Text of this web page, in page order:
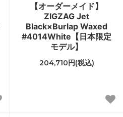
【オーダーメイド】
ZIGZAG Jet
Black×Burlap Waxed
#4014White【日本限定
モデル】
204,710円(税込)